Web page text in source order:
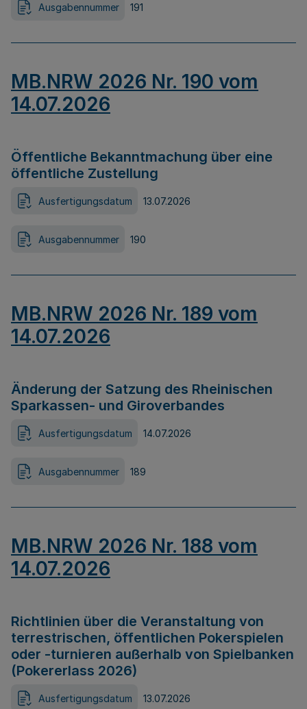
Ausgabennummer 191
MB.NRW 2026 Nr. 190 vom
14.07.2026
Öffentliche Bekanntmachung über eine
öffentliche Zustellung
Ausfertigungsdatum 13.07.2026
Ausgabennummer 190
MB.NRW 2026 Nr. 189 vom
14.07.2026
Änderung der Satzung des Rheinischen
Sparkassen- und Giroverbandes
Ausfertigungsdatum 14.07.2026
Ausgabennummer 189
MB.NRW 2026 Nr. 188 vom
14.07.2026
Richtlinien über die Veranstaltung von
terrestrischen, öffentlichen Pokerspielen
oder -turnieren außerhalb von Spielbanken
(Pokererlass 2026)
Ausfertigungsdatum 13.07.2026